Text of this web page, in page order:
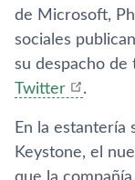
de Microsoft,
sociales
su despacho de
Twitter
.
En la estantería
Keystone, el